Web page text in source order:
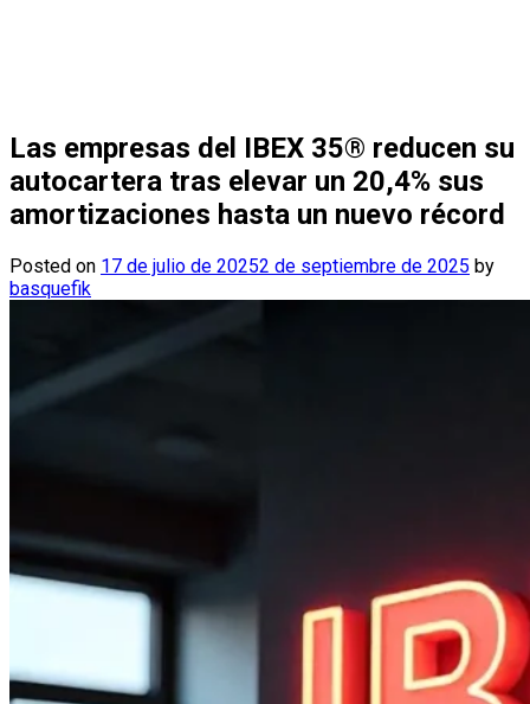
Las empresas del IBEX 35® reducen su
autocartera tras elevar un 20,4% sus
amortizaciones hasta un nuevo récord
Posted on 17 de julio de 20252 de septiembre de 2025 by
basquefik